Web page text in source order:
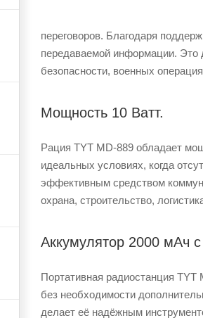
переговоров. Благодаря
передаваемой информации. Это
безопасности, военных
Мощность 10 Ватт.
Рация TYT MD-889 обладает
идеальных условиях, когда
эффективным средством
охрана, строительство,
Аккумулятор 2000 мАч
Портативная радиостанция
без необходимости
делает её надёжным